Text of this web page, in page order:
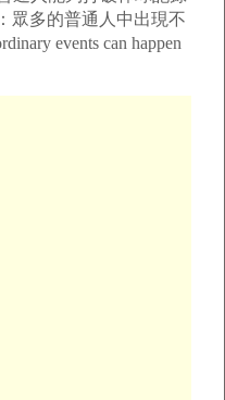
眾多的普通人中出現不
events can happen